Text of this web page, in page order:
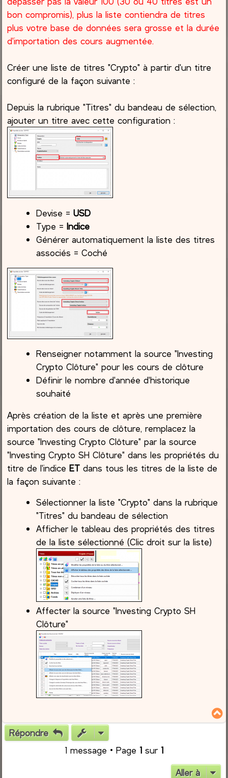
bon compromis), plus la liste contiendra de titres
plus votre base de données sera grosse et la durée
d'importation des cours augmentée.
Créer une liste de titres "Crypto" à partir d'un titre
configuré de la façon suivante :
Depuis la rubrique "Titres" du bandeau de sélection,
ajouter un titre avec cette configuration :
Devise =USD
Type =Indice
Générer automatiquement la liste des titres
associés = Coché
Renseigner notamment la source "Investing
Crypto Clôture" pour les cours de clôture
Définir le nombre d'année d'historique
souhaité
Après création de la liste et après une première
importation des cours de clôture, remplacez la
source "Investing Crypto Clôture" par la source
"Investing Crypto SH Clôture" dans les propriétés du
titre de l'indiceET dans tous les titres de la liste de
la façon suivante :
Sélectionner la liste "Crypto" dans la rubrique
"Titres" du bandeau de sélection
Afficher le tableau des propriétés des titres
de la liste sélectionné (Clic droit sur la liste)
Affecter la source "Investing Crypto SH
Clôture"
Répondre
1 message • Page 1 sur 1
Aller à